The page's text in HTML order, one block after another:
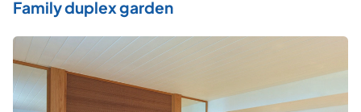
Family duplex garden